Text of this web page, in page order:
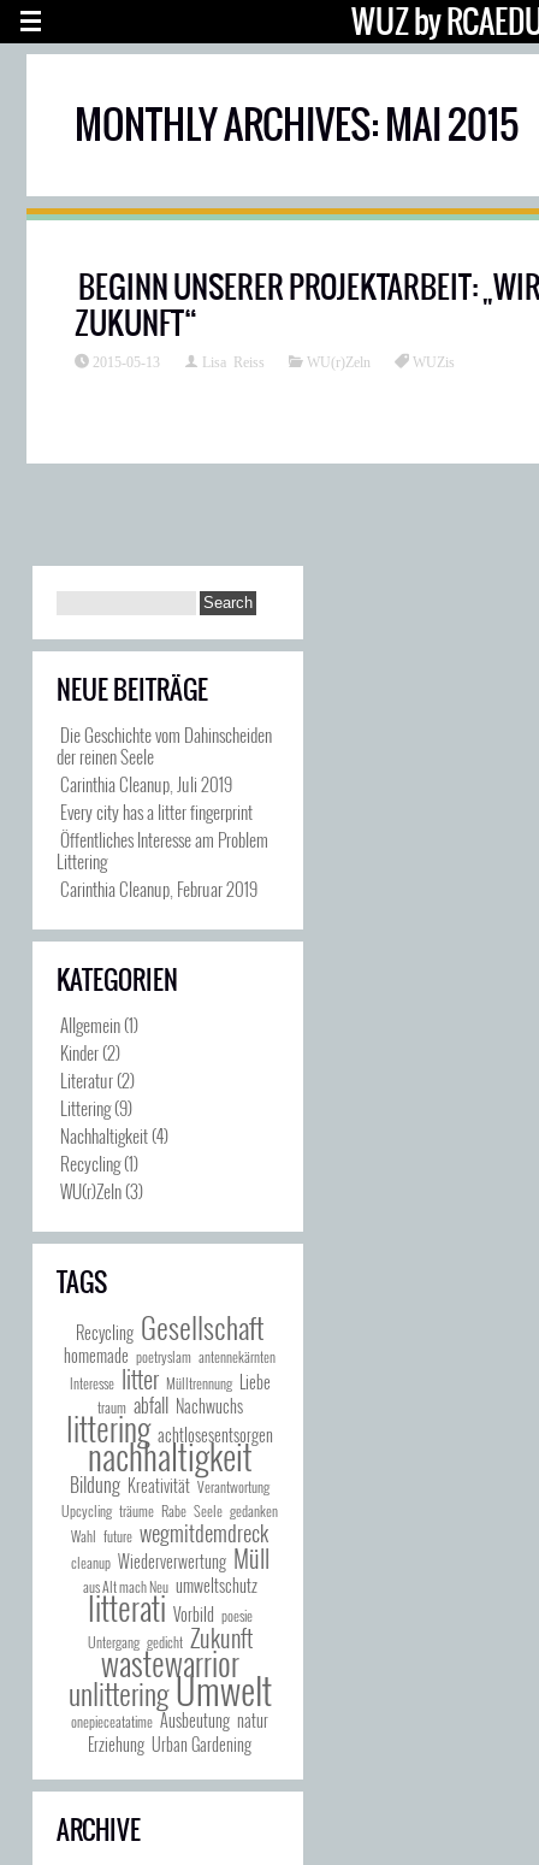
WUZ by
MONTHLY ARCHIVES: MAI 2015
BEGINN UNSERER PROJEKTARBEIT:
ZUKUNFT“
2015-05-13 Lisa Reiss WU(r)Zeln WUZis
NEUE BEITRÄGE
Die Geschichte vom Dahinscheiden
der reinen Seele
Carinthia Cleanup, Juli 2019
Every city has a litter fingerprint
Öffentliches Interesse am Problem
Littering
Carinthia Cleanup, Februar 2019
KATEGORIEN
Allgemein(1)
Kinder(2)
Literatur(2)
Littering(9)
Nachhaltigkeit(4)
Recycling(1)
WU(r)Zeln(3)
TAGS
Recycling Gesellschaft
homemade poetryslam antennekärnten
Interesse litter Mülltrennung Liebe
traum abfall Nachwuchs
littering achtlosesentsorgen
nachhaltigkeit
Bildung Kreativität Verantwortung
Upcycling träume Rabe Seele gedanken
Wahl future wegmitdemdreck
cleanup Wiederverwertung Müll
aus Alt mach Neu umweltschutz
litterati Vorbild poesie
Untergang gedicht Zukunft
wastewarrior
unlitteringUmwelt
onepieceatatime Ausbeutung natur
Erziehung Urban Gardening
ARCHIVE